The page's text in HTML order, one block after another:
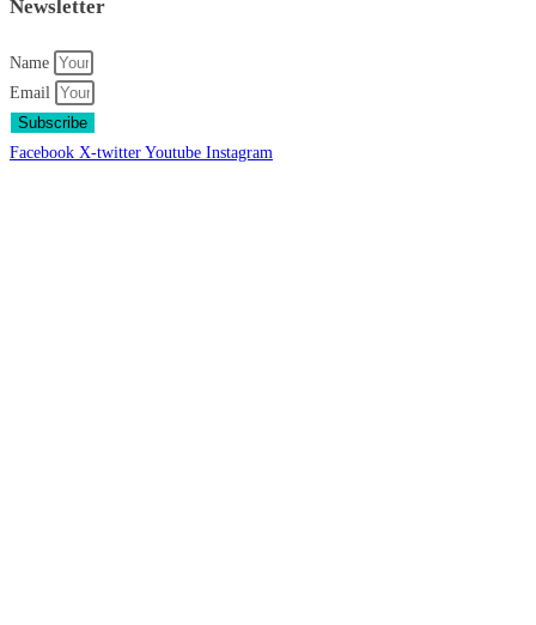
Newsletter
Name
Email
Subscribe
Facebook X-twitter Youtube Instagram